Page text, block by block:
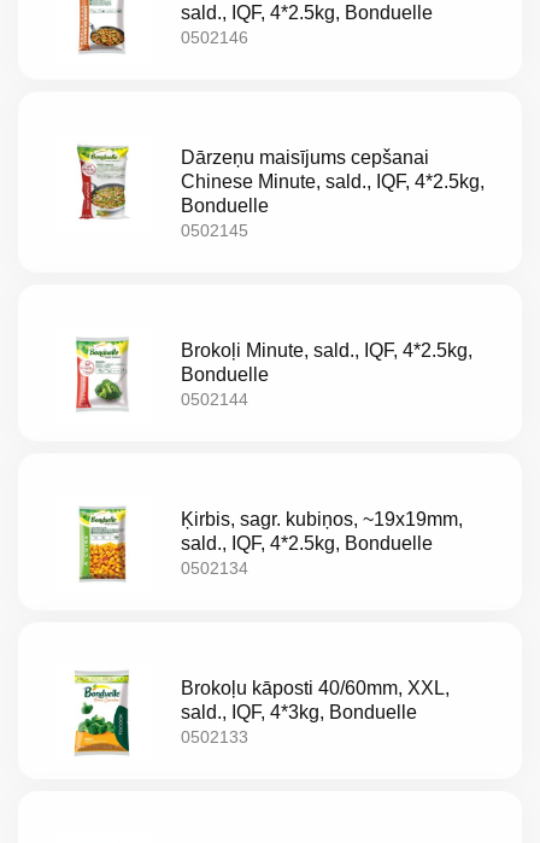
sald., IQF, 4*2.5kg, Bonduelle
0502146
Dārzeņu maisījums cepšanai
Chinese Minute, sald., IQF, 4*2.5kg,
Bonduelle
0502145
Brokoļi Minute, sald., IQF, 4*2.5kg,
Bonduelle
0502144
Ķirbis, sagr. kubiņos, ~19x19mm,
sald., IQF, 4*2.5kg, Bonduelle
0502134
Brokoļu kāposti 40/60mm, XXL,
sald., IQF, 4*3kg, Bonduelle
0502133